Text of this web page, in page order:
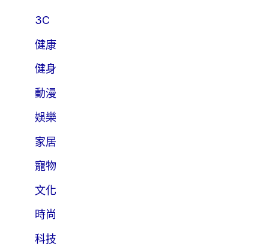
3C
健康
健身
動漫
娛樂
家居
寵物
文化
時尚
科技